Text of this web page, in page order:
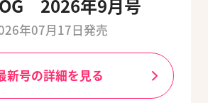
2026年9月号
年07月17日発売
新号の詳細を見る